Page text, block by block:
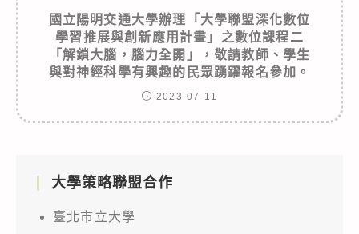
國立陽明交通大學辦理「大學聯盟深化數位
學習推展與創新應用計畫」之數位課程二
「解鎖大腦，腦力全開」，敬請教師、學生
與對神經科學有興趣的民眾踴躍報名參加。
2023-07-11
大學策略聯盟合作
臺北市立大學